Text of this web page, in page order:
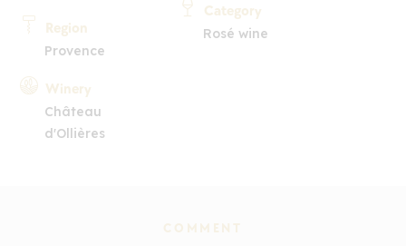
Region
Provence
Winery
Château
d'Ollières
Category
Rosé wine
COMMENT